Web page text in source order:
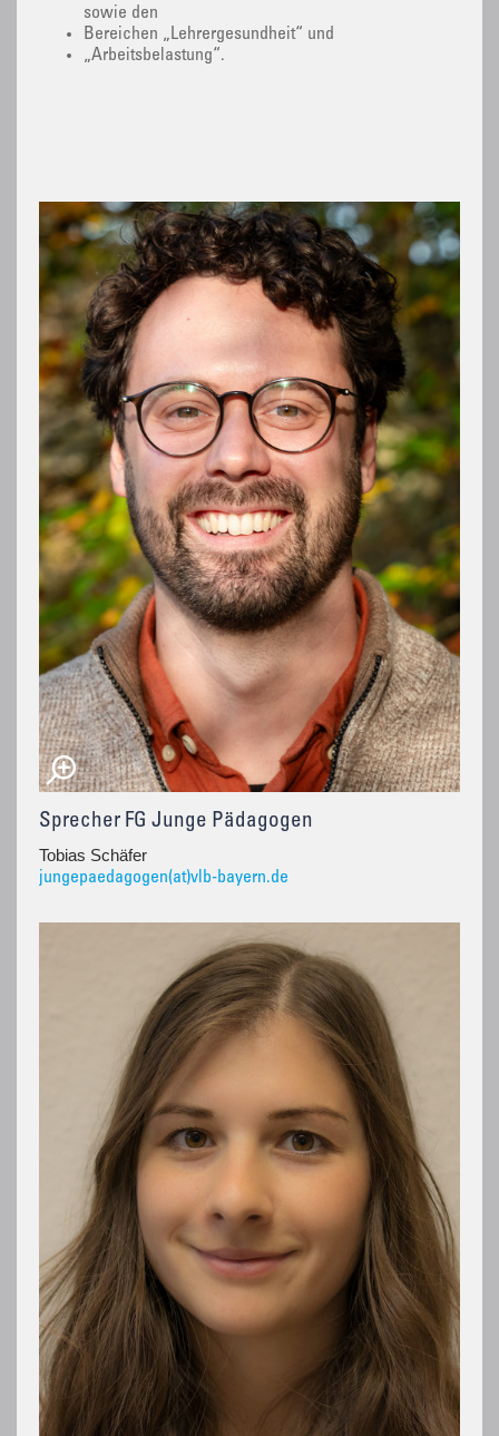
sowie den
Bereichen „Lehrergesundheit“ und
„Arbeitsbelastung“.
Sprecher FG Junge Pädagogen
Tobias Schäfer
jungepaedagogen(at)vlb-bayern.de